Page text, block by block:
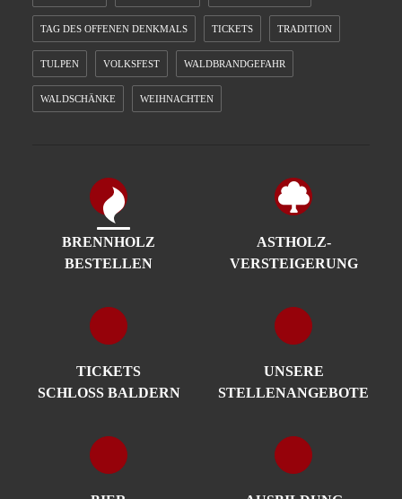
TAG DES OFFENEN DENKMALS TICKETS TRADITION
TULPEN VOLKSFEST WALDBRANDGEFAHR
WALDSCHÄNKE WEIHNACHTEN
BRENNHOLZ
BESTELLEN
ASTHOLZ­
VERSTEIGERUNG
TICKETS
SCHLOSS BALDERN
UNSERE
STELLENANGEBOTE